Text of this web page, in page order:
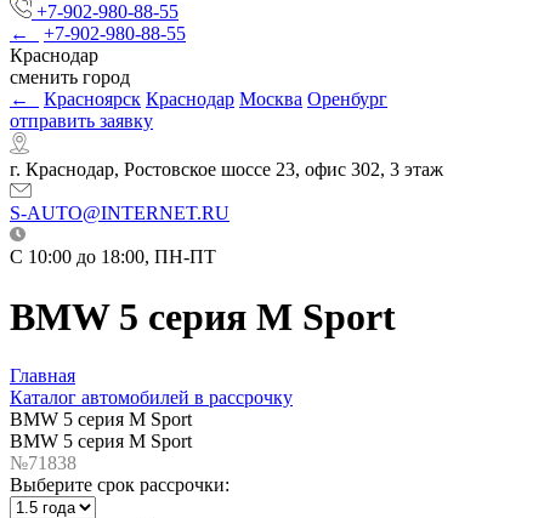
+7-902-980-88-55
←
+7-902-980-88-55
Краснодар
сменить город
←
Красноярск Краснодар Москва Оренбург
отправить заявку
г. Краснодар, Ростовское шоссе 23, офис 302, 3 этаж
S-AUTO@INTERNET.RU
C 10:00 до 18:00, ПН-ПТ
BMW 5 серия M Sport
Главная
Каталог автомобилей в рассрочку
BMW 5 серия M Sport
BMW 5 серия M Sport
№71838
Выберите срок рассрочки: